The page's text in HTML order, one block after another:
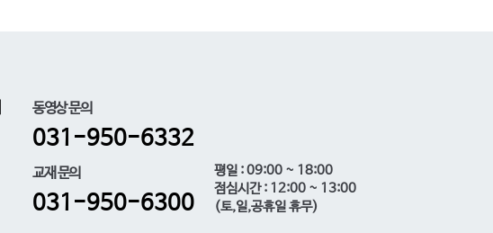
동영상 문의
031-950-6332
교재 문의
031-950-6300
평일 : 09:00 ~ 18:00
점심시간 : 12:00 ~ 13:00
(토,일,공휴일 휴무)